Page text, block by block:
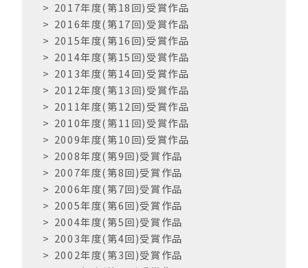
2017年度(第18回)受賞作品
2016年度(第17回)受賞作品
2015年度(第16回)受賞作品
2014年度(第15回)受賞作品
2013年度(第14回)受賞作品
2012年度(第13回)受賞作品
2011年度(第12回)受賞作品
2010年度(第11回)受賞作品
2009年度(第10回)受賞作品
2008年度(第9回)受賞作品
2007年度(第8回)受賞作品
2006年度(第7回)受賞作品
2005年度(第6回)受賞作品
2004年度(第5回)受賞作品
2003年度(第4回)受賞作品
2002年度(第3回)受賞作品